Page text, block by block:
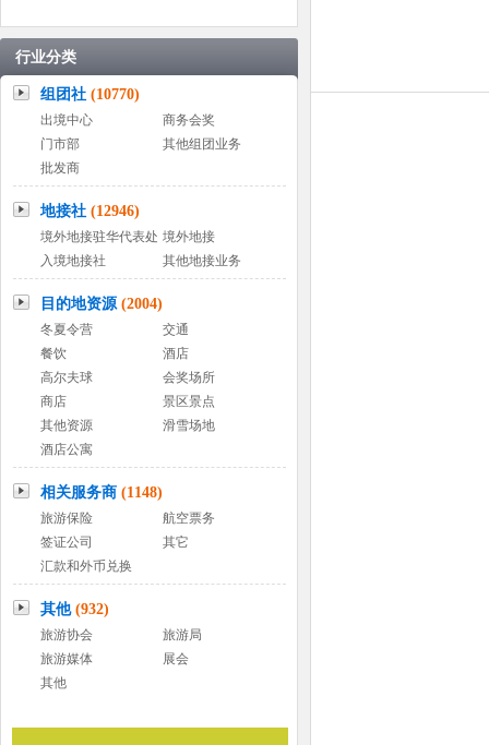
行业分类
组团社 (10770)
出境中心
商务会奖
门市部
其他组团业务
批发商
地接社 (12946)
境外地接驻华代表处 境外地接
入境地接社
其他地接业务
目的地资源 (2004)
冬夏令营
交通
餐饮
酒店
高尔夫球
会奖场所
商店
景区景点
其他资源
滑雪场地
酒店公寓
相关服务商 (1148)
旅游保险
航空票务
签证公司
其它
汇款和外币兑换
其他 (932)
旅游协会
旅游局
旅游媒体
展会
其他